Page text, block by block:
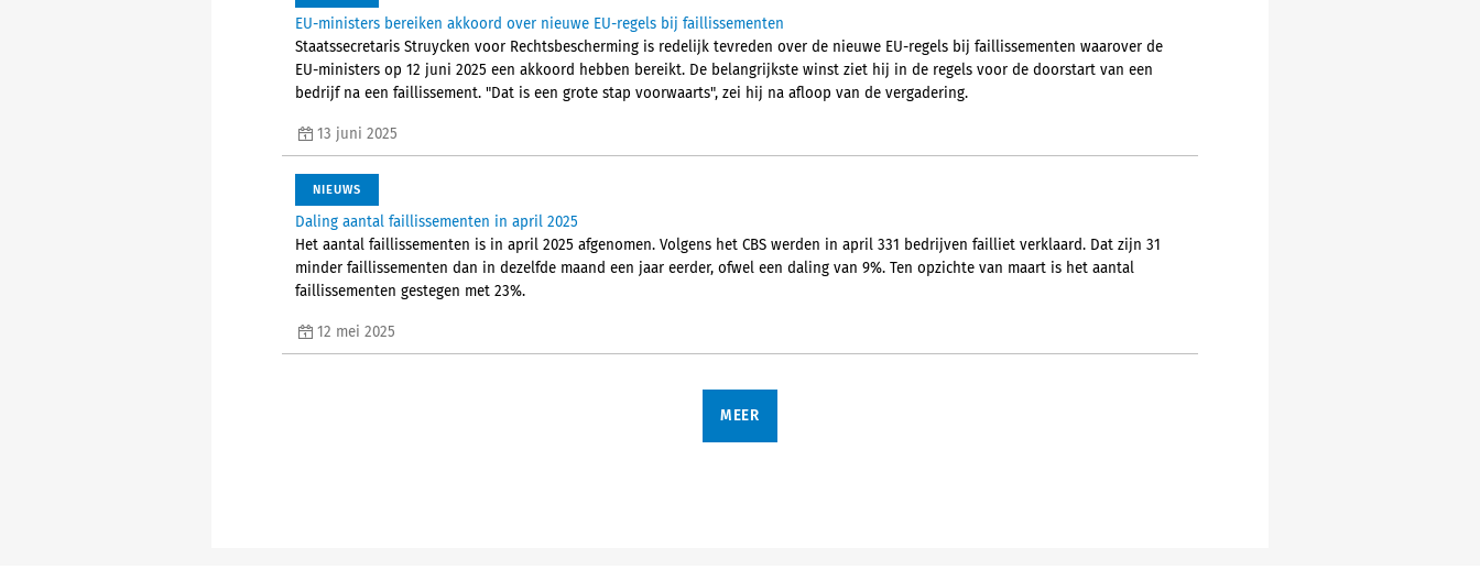
EU-ministers bereiken akkoord over nieuwe EU-regels bij faillissementen
Staatssecretaris Struycken voor Rechtsbescherming is redelijk tevreden over de nieuwe EU-regels bij faillissementen waarover de
EU-ministers op 12 juni 2025 een akkoord hebben bereikt. De belangrijkste winst ziet hij in de regels voor de doorstart van een
bedrijf na een faillissement. "Dat is een grote stap voorwaarts", zei hij na afloop van de vergadering.
13 juni 2025
NIEUWS
Daling aantal faillissementen in april 2025
Het aantal faillissementen is in april 2025 afgenomen. Volgens het CBS werden in april 331 bedrijven failliet verklaard. Dat zijn 31
minder faillissementen dan in dezelfde maand een jaar eerder, ofwel een daling van 9%. Ten opzichte van maart is het aantal
faillissementen gestegen met 23%.
12 mei 2025
MEER